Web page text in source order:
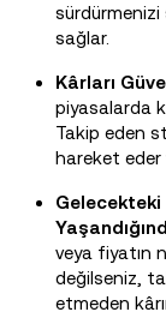
sürdürmenizi
sağlar.
Kârları
piyasalarda
Takip eden
hareket eder
Gelecekteki
veya fiyatın
değilseniz,
etmeden